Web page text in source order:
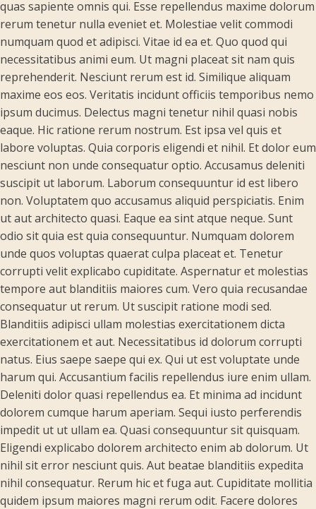
quas sapiente omnis qui. Esse repellendus maxime dolorum
rerum tenetur nulla eveniet et. Molestiae velit commodi
numquam quod et adipisci. Vitae id ea et. Quo quod qui
necessitatibus animi eum. Ut magni placeat sit nam quis
reprehenderit. Nesciunt rerum est id. Similique aliquam
maxime eos eos. Veritatis incidunt officiis temporibus nemo
ipsum ducimus. Delectus magni tenetur nihil quasi nobis
eaque. Hic ratione rerum nostrum. Est ipsa vel quis et
labore voluptas. Quia corporis eligendi et nihil. Et dolor eum
nesciunt non unde consequatur optio. Accusamus deleniti
suscipit ut laborum. Laborum consequuntur id est libero
non. Voluptatem quo accusamus aliquid perspiciatis. Enim
ut aut architecto quasi. Eaque ea sint atque neque. Sunt
odio sit quia est quia consequuntur. Numquam dolorem
unde quos voluptas quaerat culpa placeat et. Tenetur
corrupti velit explicabo cupiditate. Aspernatur et molestias
tempore aut blanditiis maiores cum. Vero quia recusandae
consequatur ut rerum. Ut suscipit ratione modi sed.
Blanditiis adipisci ullam molestias exercitationem dicta
exercitationem et aut. Necessitatibus id dolorum corrupti
natus. Eius saepe saepe qui ex. Qui ut est voluptate unde
harum qui. Accusantium facilis repellendus iure enim ullam.
Deleniti dolor quasi repellendus ea. Et minima ad incidunt
dolorem cumque harum aperiam. Sequi iusto perferendis
impedit ut ut ullam ea. Quasi consequuntur sit quisquam.
Eligendi explicabo dolorem architecto enim ab dolorum. Ut
nihil sit error nesciunt quis. Aut beatae blanditiis expedita
nihil consequatur. Rerum hic et fuga aut. Cupiditate mollitia
quidem ipsum maiores magni rerum odit. Facere dolores